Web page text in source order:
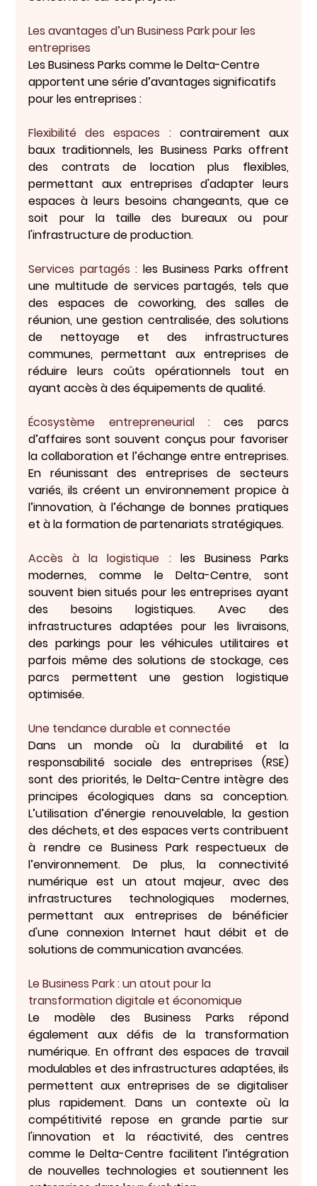
Les avantages d’un Business Park pour les
entreprises
Les Business Parks comme le Delta-Centre
apportent une série d’avantages significatifs
pour les entreprises :
Flexibilité des espaces : contrairement aux
baux traditionnels, les Business Parks offrent
des contrats de location plus flexibles,
permettant aux entreprises d'adapter leurs
espaces à leurs besoins changeants, que ce
soit pour la taille des bureaux ou pour
l'infrastructure de production.
Services partagés : les Business Parks offrent
une multitude de services partagés, tels que
des espaces de coworking, des salles de
réunion, une gestion centralisée, des solutions
de nettoyage et des infrastructures
communes, permettant aux entreprises de
réduire leurs coûts opérationnels tout en
ayant accès à des équipements de qualité.
Écosystème entrepreneurial : ces parcs
d’affaires sont souvent conçus pour favoriser
la collaboration et l’échange entre entreprises.
En réunissant des entreprises de secteurs
variés, ils créent un environnement propice à
l’innovation, à l’échange de bonnes pratiques
et à la formation de partenariats stratégiques.
Accès à la logistique : les Business Parks
modernes, comme le Delta-Centre, sont
souvent bien situés pour les entreprises ayant
des besoins logistiques. Avec des
infrastructures adaptées pour les livraisons,
des parkings pour les véhicules utilitaires et
parfois même des solutions de stockage, ces
parcs permettent une gestion logistique
optimisée.
Une tendance durable et connectée
Dans un monde où la durabilité et la
responsabilité sociale des entreprises (RSE)
sont des priorités, le Delta-Centre intègre des
principes écologiques dans sa conception.
L’utilisation d’énergie renouvelable, la gestion
des déchets, et des espaces verts contribuent
à rendre ce Business Park respectueux de
l’environnement. De plus, la connectivité
numérique est un atout majeur, avec des
infrastructures technologiques modernes,
permettant aux entreprises de bénéficier
d'une connexion Internet haut débit et de
solutions de communication avancées.
Le Business Park : un atout pour la
transformation digitale et économique
Le modèle des Business Parks répond
également aux défis de la transformation
numérique. En offrant des espaces de travail
modulables et des infrastructures adaptées, ils
permettent aux entreprises de se digitaliser
plus rapidement. Dans un contexte où la
compétitivité repose en grande partie sur
l'innovation et la réactivité, des centres
comme le Delta-Centre facilitent l’intégration
de nouvelles technologies et soutiennent les